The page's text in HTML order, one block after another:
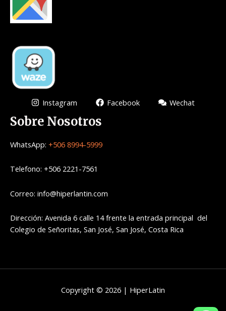
Instagram Facebook Wechat
Sobre Nosotros
WhatsApp: +506 8994-5999
Telefono: +506 2221-7561
Correo: info@hiperlantin.com
Dirección: Avenida 6 calle 14 frente la entrada principal del
Colegio de Señoritas, San José, San José, Costa Rica
Copyright © 2026 | HiperLatin